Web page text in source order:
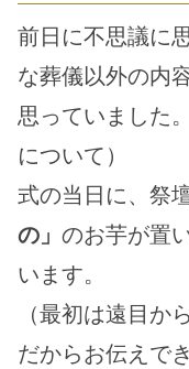
前日に不思議に
な葬儀以外の内
思っていました
について）
式の当日に、祭
の」 のお芋が置
います。
（最初は遠目か
だからお伝えで